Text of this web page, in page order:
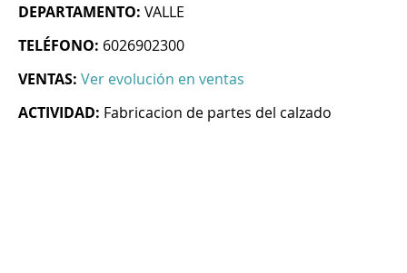
DEPARTAMENTO: VALLE
TELÉFONO: 6026902300
VENTAS: Ver evolución en ventas
ACTIVIDAD: Fabricacion de partes del calzado